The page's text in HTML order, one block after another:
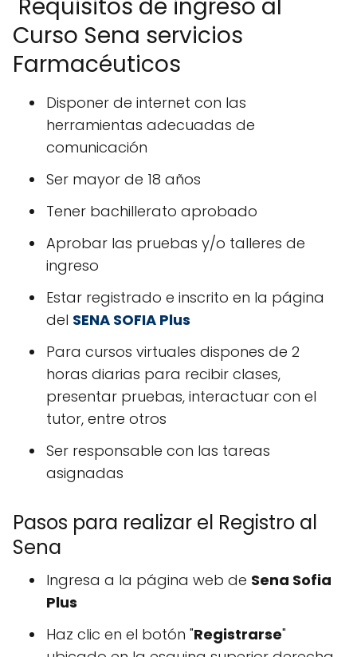
Requisitos de ingreso al
Curso Sena servicios
Farmacéuticos
Disponer de internet con las
herramientas adecuadas de
comunicación
Ser mayor de 18 años
Tener bachillerato aprobado
Aprobar las pruebas y/o talleres de
ingreso
Estar registrado e inscrito en la página
del SENA SOFIA Plus
Para cursos virtuales dispones de 2
horas diarias para recibir clases,
presentar pruebas, interactuar con el
tutor, entre otros
Ser responsable con las tareas
asignadas
Pasos para realizar el Registro al
Sena
Ingresa a la página web de Sena Sofia
Plus
Haz clic en el botón "Registrarse"